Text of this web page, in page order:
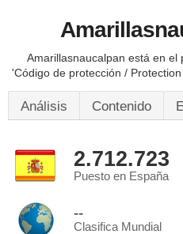
Amarillasnaucalpan está en el
'Código de protección /
Análisis Contenido
2.712.723
Puesto en España
--
Clasifica Mundial